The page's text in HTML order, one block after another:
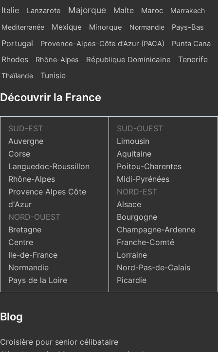
Italie Lanzarote Majorque Malte Maroc
Marrakech
Mediterranée
Mexique Minorque Normandie Pays-Bas
Portugal Provence-Alpes-Côte d'Azur (PACA) Punta Cana
Rhodes Rhône-Alpes République Dominicaine Tenerife
Thaïlande Tunisie
Découvrir la France
SUD-EST
Auvergne
Corse
Languedoc-Roussillon
Rhône-Alpes
Provence Alpes Côte
d'Azur
NORD-OUEST
Bretagne
Centre
Ile-de-France
Normandie
Pays de la Loire
SUD-OUEST
Limousin
Aquitaine
Poitou-Charentes
Midi-Pyrénées
NORD-EST
Alsace
Bourgogne
Champagne-Ardenne
Franche-Comté
Lorraine
Nord-Pas-de-Calais
Picardie
Blog
Croisière pour senior célibataire